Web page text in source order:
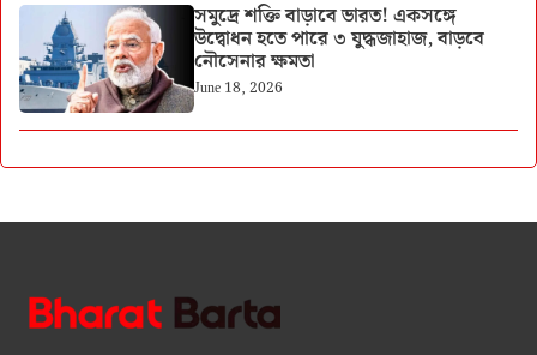
সমুদ্রে শক্তি বাড়াবে ভারত! একসঙ্গে
উদ্বোধন হতে পারে ৩ যুদ্ধজাহাজ, বাড়বে
নৌসেনার ক্ষমতা
June 18, 2026